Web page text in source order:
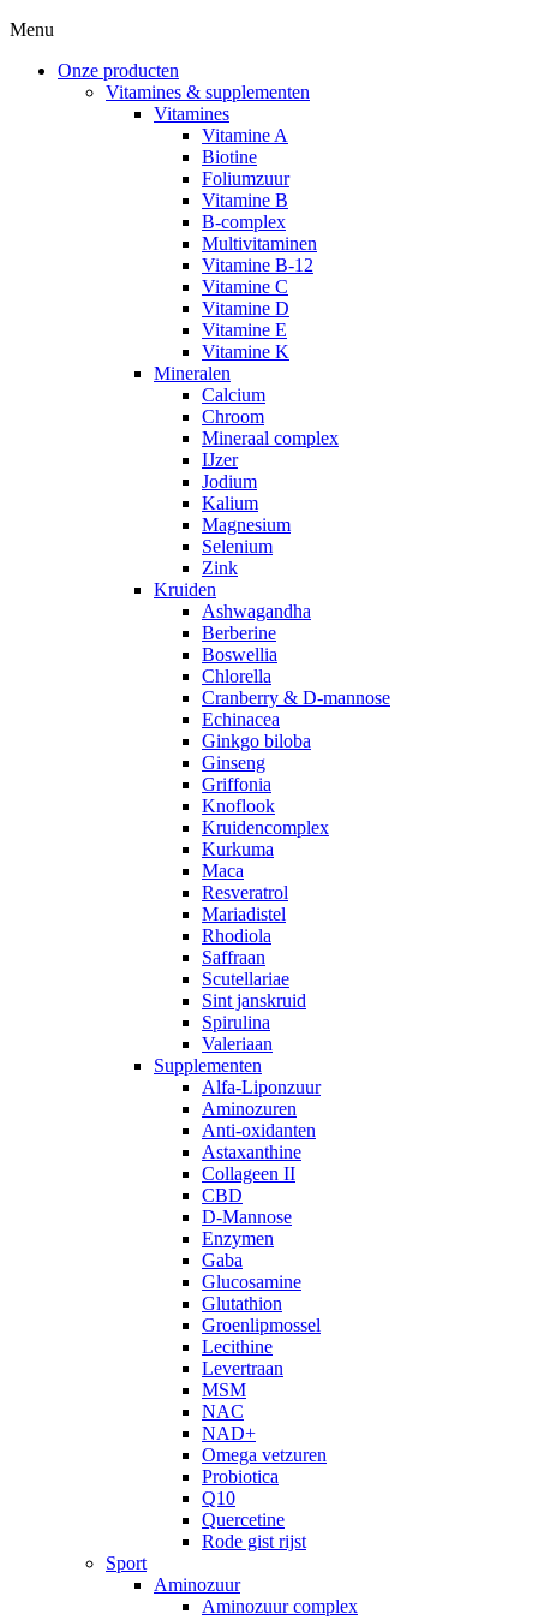
Menu
Onze producten
Vitamines & supplementen
Vitamines
Vitamine A
Biotine
Foliumzuur
Vitamine B
B-complex
Multivitaminen
Vitamine B-12
Vitamine C
Vitamine D
Vitamine E
Vitamine K
Mineralen
Calcium
Chroom
Mineraal complex
IJzer
Jodium
Kalium
Magnesium
Selenium
Zink
Kruiden
Ashwagandha
Berberine
Boswellia
Chlorella
Cranberry & D-mannose
Echinacea
Ginkgo biloba
Ginseng
Griffonia
Knoflook
Kruidencomplex
Kurkuma
Maca
Resveratrol
Mariadistel
Rhodiola
Saffraan
Scutellariae
Sint janskruid
Spirulina
Valeriaan
Supplementen
Alfa-Liponzuur
Aminozuren
Anti-oxidanten
Astaxanthine
Collageen II
CBD
D-Mannose
Enzymen
Gaba
Glucosamine
Glutathion
Groenlipmossel
Lecithine
Levertraan
MSM
NAC
NAD+
Omega vetzuren
Probiotica
Q10
Quercetine
Rode gist rijst
Sport
Aminozuur
Aminozuur complex